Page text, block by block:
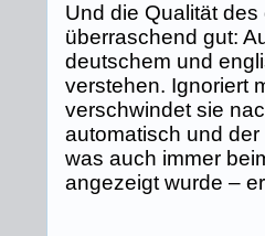
Und die Qualität
überraschend gut:
deutschem und
verstehen. Ignoriert
verschwindet sie
automatisch und
was auch immer
angezeigt wurde –